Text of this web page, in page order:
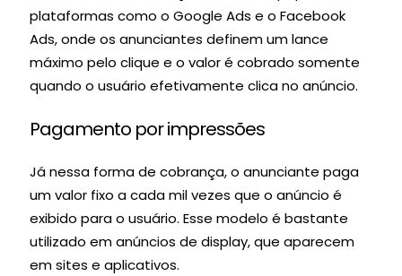
plataformas como o Google Ads e o Facebook
Ads, onde os anunciantes definem um lance
máximo pelo clique e o valor é cobrado somente
quando o usuário efetivamente clica no anúncio.
Pagamento por impressões
Já nessa forma de cobrança, o anunciante paga
um valor fixo a cada mil vezes que o anúncio é
exibido para o usuário. Esse modelo é bastante
utilizado em anúncios de display, que aparecem
em sites e aplicativos.